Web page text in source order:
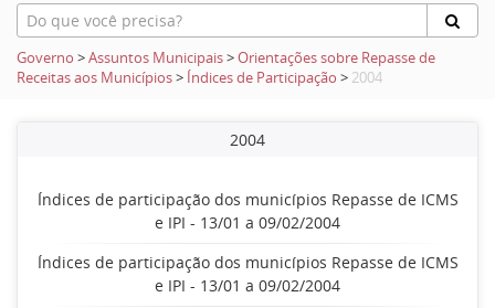
Governo >Assuntos Municipais>Orientações sobre Repasse de
Receitas aos Municípios> Índices de Participação > 2004
2004
Índices de participação dos municípios Repasse de ICMS
e IPI - 13/01 a 09/02/2004
Índices de participação dos municípios Repasse de ICMS
e IPI - 13/01 a 09/02/2004